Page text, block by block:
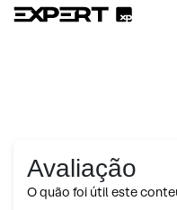
Avaliação
O quão foi útil este